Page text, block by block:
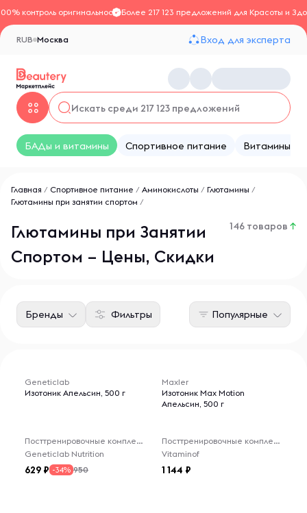
контроль оригинальностиБолее 217 123 предложений для Красоты и
Москва
RUB Вход для эксперта
БАДы и витамины Спортивное питание Витамины
Главная / Спортивное питание / Аминокислоты / Глютамины /
Глютамины при занятии спортом /
Глютамины при Занятии
Спортом – Цены, Скидки
146 товаров ↑
Фильтры
Бренды Популярные
Geneticlab
Изотоник Апельсин, 500 г
Посттренировочные комплексы
Geneticlab Nutrition
629 -34% 950
Maxler
Изотоник Max Motion
Апельсин, 500 г
Посттренировочные комплексы
Vitaminof
1 144